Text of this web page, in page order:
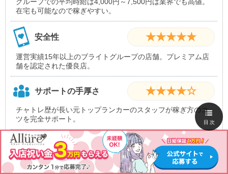
グループでの平均時給は4,000円～7,500円は業界でも高値。
在宅も可能なので稼ぎやすい。
安全性 ★★★★★
運営実績15年以上のブライトグループの店舗。プレミアム店
舗を認定された優良店。
サポートの手厚さ ★★★★☆
チャトレ歴が長い元トップランカーのスタッフが稼ぎ方のコ
ツを完全サポート。
入店祝い金 ★★★★★
お祝い金が30,000円は業界でも高額。
目次